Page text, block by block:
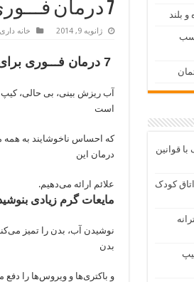
7 درمان فـــوری برای سرماخوردگی/خانه داري
ژانویه 9, 2014 خانه داری
7 درمان فـــوری برای سرماخوردگی
آب ریزش بینی، بی حالی،
است
که احساس ناخوشایند به همه
درمان این
علائم ارائه می‌دهیم.
مایعات گرم زیادی
نوشیدن آب، بدن را تمیز
بدن
و باکتری‌ها و ویروس‌ها را دفع
و بلند
قوانین
کودک